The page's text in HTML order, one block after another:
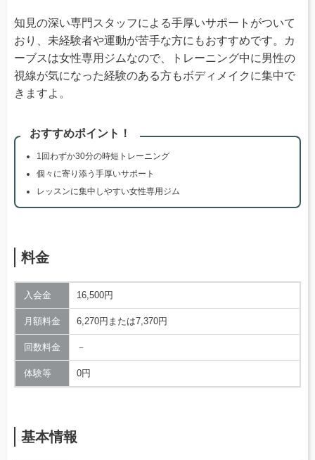
知見の深い専門スタッフによる手厚いサポートがついて
おり、未経験者や運動が苦手な方にもおすすめです。カ
ーブスは女性専用ジムなので、トレーニング中に男性の
視線が気になった経験のある方もボディメイクに集中で
きますよ。
おすすめポイント！
1回わずか30分の時短トレーニング
個々に寄り添う手厚いサポート
レッスンに集中しやすい女性専用ジム
料金
入会金 16,500円
月額料金 6,270円または7,370円
回数料金 －
体験等 0円
基本情報